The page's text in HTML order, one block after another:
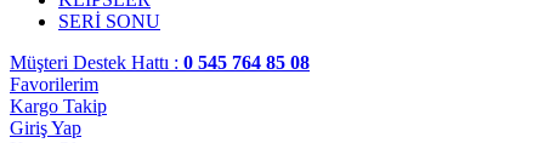
SERİ SONU
Müşteri Destek Hattı : 0 545 764 85 08
Favorilerim
Kargo Takip
Giriş Yap